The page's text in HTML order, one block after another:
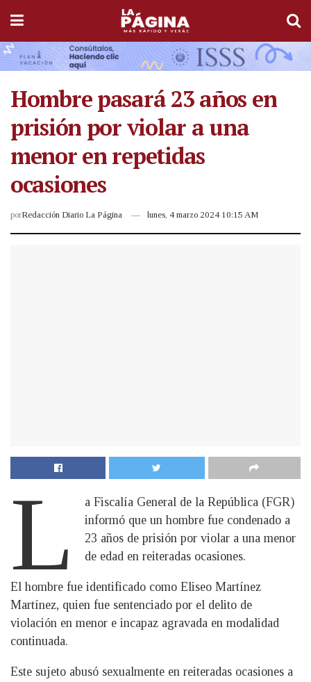
Hombre pasará 23 años en
prisión por violar a una
menor en repetidas
ocasiones
porRedacción Diario La Página lunes, 4 marzo 2024 10:15 AM
L
a Fiscalía General de la República (FGR)
informó que un hombre fue condenado a
23 años de prisión por violar a una menor
de edad en reiteradas ocasiones.
El hombre fue identificado como Eliseo Martínez
Martínez, quien fue sentenciado por el delito de
violación en menor e incapaz agravada en modalidad
continuada.
Este sujeto abusó sexualmente en reiteradas ocasiones a